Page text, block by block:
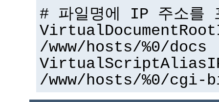
# 파일명에 IP 주소를
/www/hosts/%0/docs
/www/hosts/%0/cgi-